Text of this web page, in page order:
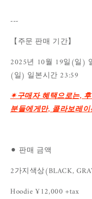
---
【주문 판매 기간】
2025년 10월 19일(일)
(일) 일본시간 23:59
✴︎구매자 혜택으로는,
분들에게만, 콜라보레
⚫︎ 판매 금액
2가지색상(BLACK,
Hoodie ¥12,000 +tax